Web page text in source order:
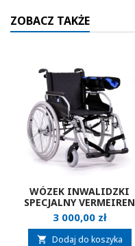
ZOBACZ TAKŻE
WÓZEK INWALIDZKI
SPECJALNY VERMEIREN
D200 HEM2
Cena
3 000,00 zł
 Dodaj do koszyka